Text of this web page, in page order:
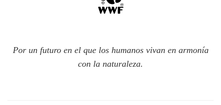
Por un futuro en el que los humanos vivan en armonía
con la naturaleza.